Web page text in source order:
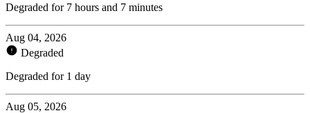
Degraded for 7 hours and 7 minutes
Aug 04, 2026
Degraded
Degraded for 1 day
Aug 05, 2026